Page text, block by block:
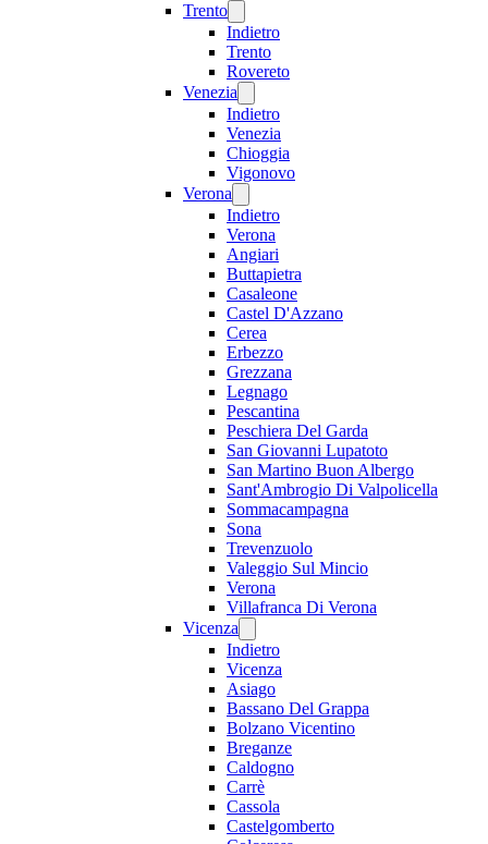
Trento
Indietro
Trento
Rovereto
Venezia
Indietro
Venezia
Chioggia
Vigonovo
Verona
Indietro
Verona
Angiari
Buttapietra
Casaleone
Castel D'Azzano
Cerea
Erbezzo
Grezzana
Legnago
Pescantina
Peschiera Del Garda
San Giovanni Lupatoto
San Martino Buon Albergo
Sant'Ambrogio Di Valpolicella
Sommacampagna
Sona
Trevenzuolo
Valeggio Sul Mincio
Verona
Villafranca Di Verona
Vicenza
Indietro
Vicenza
Asiago
Bassano Del Grappa
Bolzano Vicentino
Breganze
Caldogno
Carrè
Cassola
Castelgomberto